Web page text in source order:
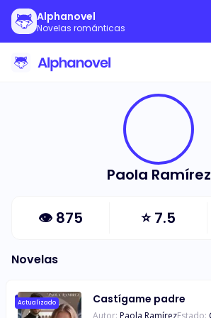
Alphanovel
Novelas románticas
Paola Ramírez
👁 875 ⭐7.5
Novelas
Actualizado Castígame padre
Autor: Paola RamírezEstado: